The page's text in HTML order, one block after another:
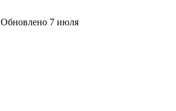
Обновлено 7 июля